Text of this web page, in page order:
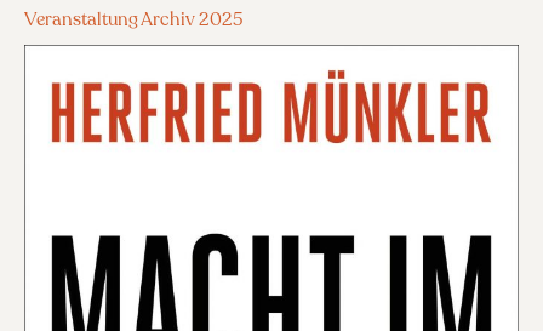
Veranstaltung Archiv 2025